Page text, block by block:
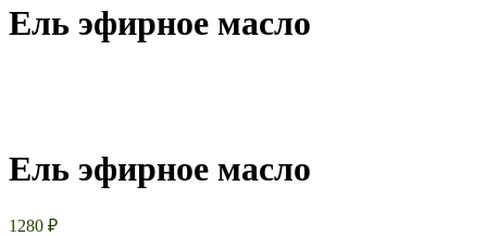
Ель эфирное масло
Ель эфирное масло
1280 ₽